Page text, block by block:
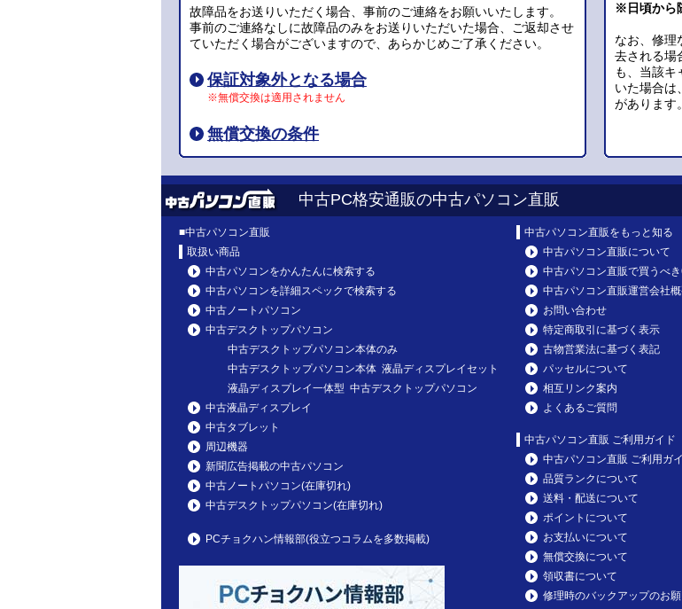
故障品をお送りいただく場合、事前のご連絡をお願いいたします。
事前のご連絡なしに故障品のみをお送りいただいた場合、ご返却させ
ていただく場合がございますので、あらかじめご了承ください。
保証対象外となる場合
※無償交換は適用されません
無償交換の条件
※日頃から
なお、修理
去される場
も、当該キ
いた場合は
があります。
中古PC格安通販の中古パソコン直販
■中古パソコン直販
取扱い商品
中古パソコンをかんたんに検索する
中古パソコンを詳細スペックで検索する
中古ノートパソコン
中古デスクトップパソコン
中古デスクトップパソコン本体のみ
中古デスクトップパソコン本体 液晶ディスプレイセット
液晶ディスプレイ一体型 中古デスクトップパソコン
中古液晶ディスプレイ
中古タブレット
周辺機器
新聞広告掲載の中古パソコン
中古ノートパソコン(在庫切れ)
中古デスクトップパソコン(在庫切れ)
PCチョクハン情報部(役立つコラムを多数掲載)
中古パソコン直販をもっと知る
中古パソコン直販について
中古パソコン直販で買うべ
中古パソコン直販運営会社
お問い合わせ
特定商取引に基づく表示
古物営業法に基づく表記
パッセルについて
相互リンク案内
よくあるご質問
中古パソコン直販 ご利用ガイド
中古パソコン直販 ご利用ガ
品質ランクについて
送料・配送について
ポイントについて
お支払いについて
無償交換について
領収書について
修理時のバックアップのお